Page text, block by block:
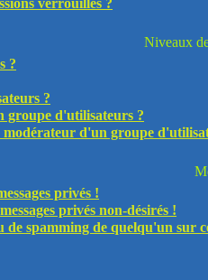
verrouillés ?
Niveaux
?
?
groupe d'utilisateurs ?
d'un groupe
privés !
privés non-désirés !
de spamming de quelqu'un sur